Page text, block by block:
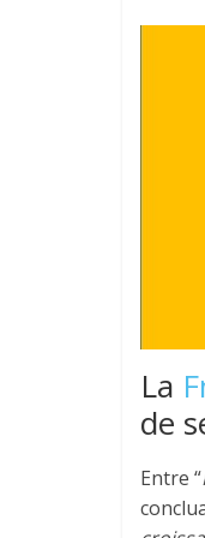
La
de
Entre “